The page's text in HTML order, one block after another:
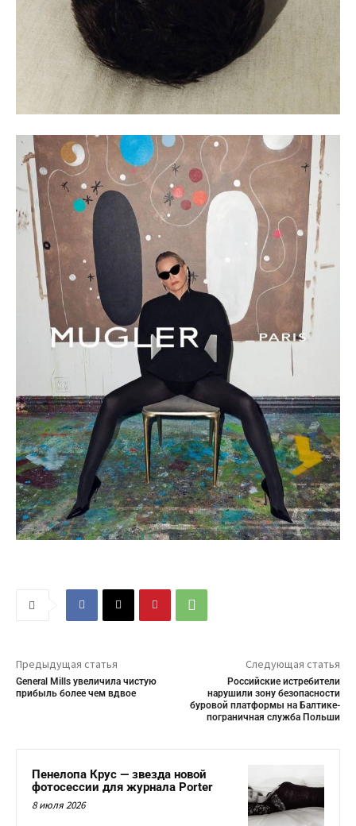
Предыдущая статья
General Mills увеличила чистую
прибыль более чем вдвое
Следующая статья
Российские истребители
нарушили зону безопасности
буровой платформы на Балтике-
пограничная служба Польши
Пенелопа Крус — звезда новой
фотосессии для журнала Porter
8 июля 2026